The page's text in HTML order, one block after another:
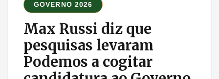
GOVERNO 2026
Max Russi diz que
pesquisas levaram
Podemos a cogitar